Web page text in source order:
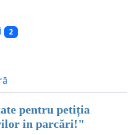
2
pentru petiția
in parcări!"